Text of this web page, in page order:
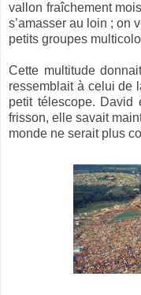
vallon fraîchement
s’amasser au loin ; on
petits groupes
Cette multitude
ressemblait à celui de
petit télescope. David
frisson, elle savait
monde ne serait plus